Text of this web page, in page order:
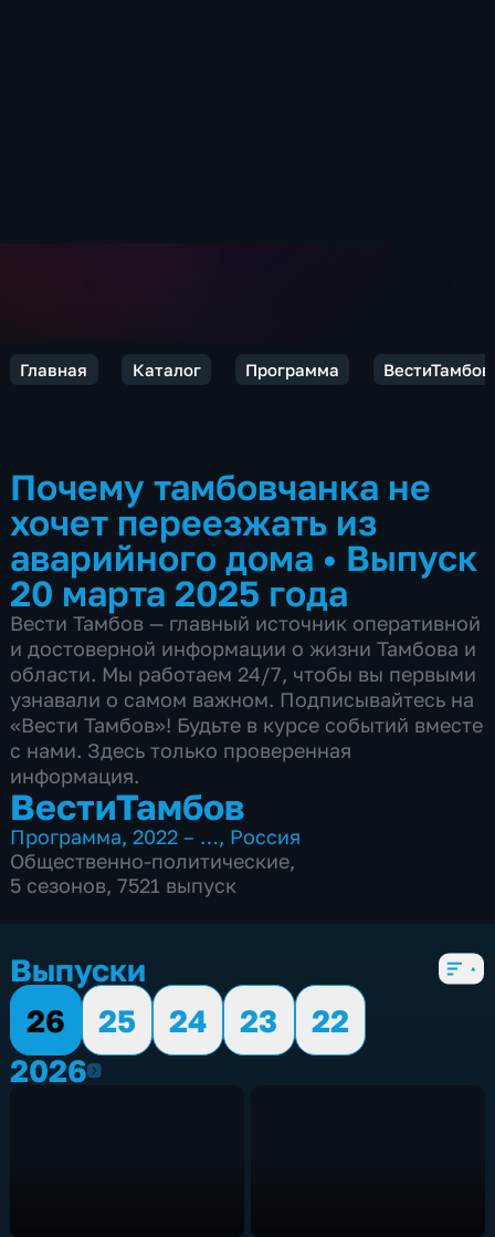
Главная Каталог Программа ВестиТамбов
Почему тамбовчанка не
хочет переезжать из
аварийного дома • Выпуск
20 марта 2025 года
Вести Тамбов — главный источник оперативной
и достоверной информации о жизни Тамбова и
области. Мы работаем 24/7, чтобы вы первыми
узнавали о самом важном. Подписывайтесь на
«Вести Тамбов»! Будьте в курсе событий вместе
с нами. Здесь только проверенная
информация.
ВестиТамбов
Программа,2022 – …, Россия
Общественно-политические,
5 сезонов, 7521 выпуск
Выпуски
26
25 24 23
22
20262026